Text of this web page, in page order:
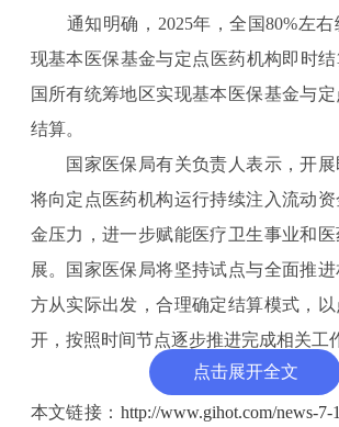
通知明确，2025年，全国80%左右
现基本医保基金与定点医药机构即时结
国所有统筹地区实现基本医保基金与
结算。
国家医保局有关负责人表示，开展
将向定点医药机构运行持续注入流动
金压力，进一步赋能医疗卫生事业和
展。国家医保局将坚持试点与全面推
方从实际出发，合理确定结算模式，
开，按照时间节点逐步推进完成相关工
《 人民日报 》（ 2025年01月17日
点击展开全文
本文链接： http://www.gihot.com/news-7-